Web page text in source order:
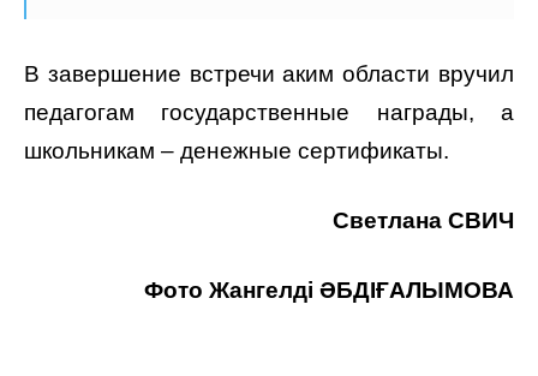
В завершение встречи аким области вручил
педагогам государственные награды, а
школьникам – денежные сертификаты.
Светлана СВИЧ
Фото Жангелдi ӘБДIҒАЛЫМОВА